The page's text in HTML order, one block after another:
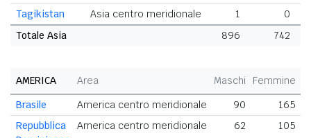
Tagikistan
Asia centro meridionale 1
0
Totale Asia
896 742
AMERICA Area Maschi Femmine
Brasile
America centro meridionale 90
165
Repubblica
America centro meridionale 62 105